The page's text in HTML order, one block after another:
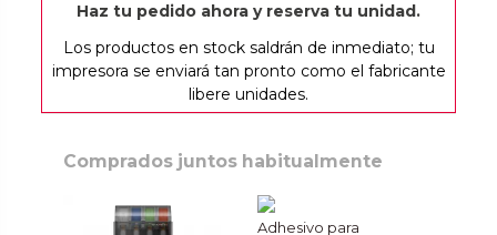
Haz tu pedido ahora y reserva tu unidad.
Los productos en stock saldrán de inmediato; tu
impresora se enviará tan pronto como el fabricante
libere unidades.
Comprados juntos habitualmente
Adhesivo para